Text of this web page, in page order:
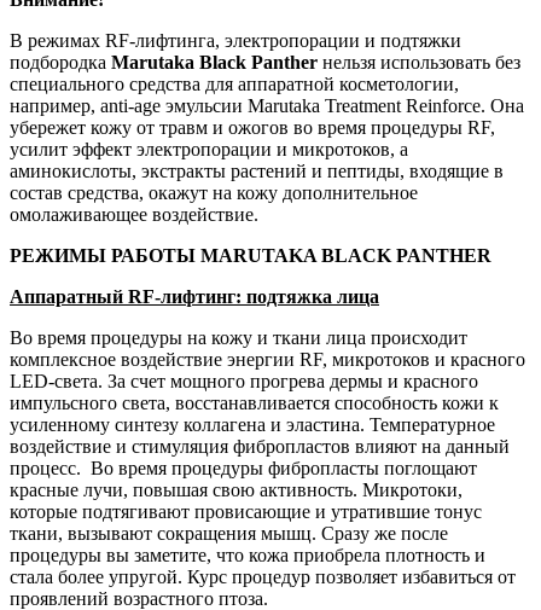
В режимах RF-лифтинга, электропорации и подтяжки
подбородка Marutaka Black Panther нельзя использовать без
специального средства для аппаратной косметологии,
например, anti-age эмульсии Marutaka Treatment Reinforce. Она
убережет кожу от травм и ожогов во время процедуры RF,
усилит эффект электропорации и микротоков, а
аминокислоты, экстракты растений и пептиды, входящие в
состав средства, окажут на кожу дополнительное
омолаживающее воздействие.
РЕЖИМЫ РАБОТЫ MARUTAKA BLACK PANTHER
Аппаратный RF-лифтинг: подтяжка лица
Во время процедуры на кожу и ткани лица происходит
комплексное воздействие энергии RF, микротоков и красного
LED-света. За счет мощного прогрева дермы и красного
импульсного света, восстанавливается способность кожи к
усиленному синтезу коллагена и эластина. Температурное
воздействие и стимуляция фибропластов влияют на данный
процесс. Во время процедуры фибропласты поглощают
красные лучи, повышая свою активность. Микротоки,
которые подтягивают провисающие и утратившие тонус
ткани, вызывают сокращения мышц. Сразу же после
процедуры вы заметите, что кожа приобрела плотность и
стала более упругой. Курс процедур позволяет избавиться от
проявлений возрастного птоза.